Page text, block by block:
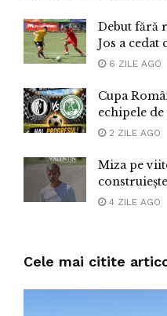
Debut fără
Jos a cedat
6 ZILE AGO
Cupa
echipele de
2 ZILE AGO
Miza pe
4 ZILE AGO
Cele mai citite